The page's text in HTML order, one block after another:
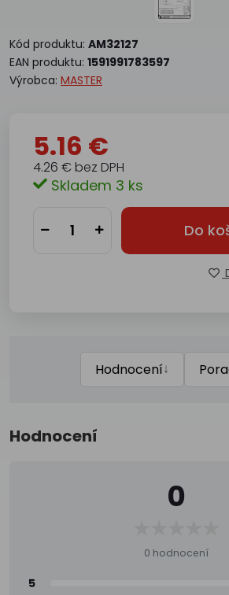
Kód produktu: AM32127
EAN produktu: 1591991783597
Výrobca: MASTER
5.16 €
4.26 € bez DPH
Skladem 3 ks
Do
Hodnocení↓
Hodnocení
0
0 hodnocení
5